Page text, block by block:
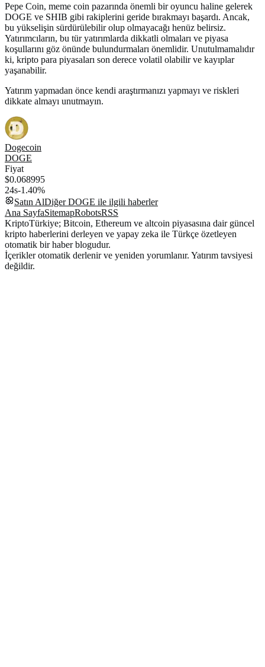
Pepe Coin, meme coin pazarında önemli bir oyuncu haline gelerek
DOGE ve SHIB gibi rakiplerini geride bırakmayı başardı. Ancak,
bu yükselişin sürdürülebilir olup olmayacağı henüz belirsiz.
Yatırımcıların, bu tür yatırımlarda dikkatli olmaları ve piyasa
koşullarını göz önünde bulundurmaları önemlidir. Unutulmamalıdır
ki, kripto para piyasaları son derece volatil olabilir ve kayıplar
yaşanabilir.
Yatırım yapmadan önce kendi araştırmanızı yapmayı ve riskleri
dikkate almayı unutmayın.
Dogecoin
DOGE
Fiyat
$0.068995
24s-1.40%
Satın AlDiğerDOGE ile ilgili haberler
Ana SayfaSitemapRobotsRSS
KriptoTürkiye; Bitcoin, Ethereum ve altcoin piyasasına dair güncel
kripto haberlerini derleyen ve yapay zeka ile Türkçe özetleyen
otomatik bir haber blogudur.
İçerikler otomatik derlenir ve yeniden yorumlanır. Yatırım tavsiyesi
değildir.